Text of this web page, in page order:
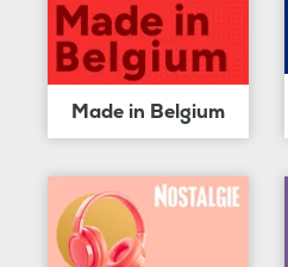
Made in Belgium